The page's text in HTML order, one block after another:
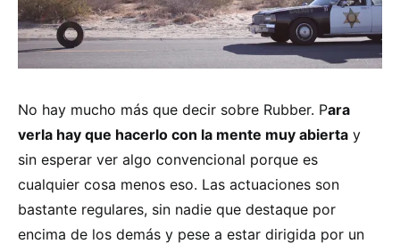
No hay mucho más que decir sobre Rubber. Para
verla hay que hacerlo con la mente muy abierta y
sin esperar ver algo convencional porque es
cualquier cosa menos eso. Las actuaciones son
bastante regulares, sin nadie que destaque por
encima de los demás y pese a estar dirigida por un